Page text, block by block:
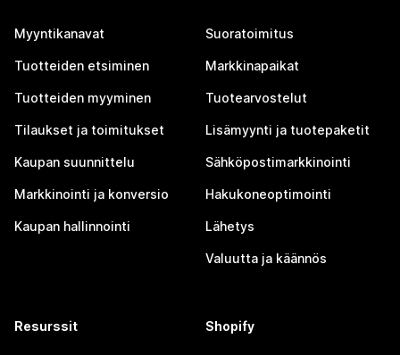
Myyntikanavat
Tuotteiden etsiminen
Tuotteiden myyminen
Tilaukset ja toimitukset
Kaupan suunnittelu
Markkinointi ja konversio
Kaupan hallinnointi
Suoratoimitus
Markkinapaikat
Tuotearvostelut
Lisämyynti ja tuotepaketit
Sähköpostimarkkinointi
Hakukoneoptimointi
Lähetys
Valuutta ja käännös
Resurssit Shopify